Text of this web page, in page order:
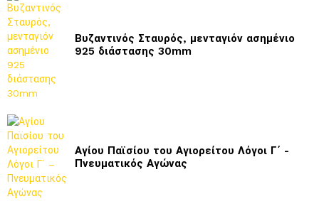
Βυζαντινός Σταυρός, μενταγιόν ασημένιο
925 διάστασης 30mm
Αγίου Παϊσίου του Αγιορείτου Λόγοι Γ΄ -
Πνευματικός Αγώνας